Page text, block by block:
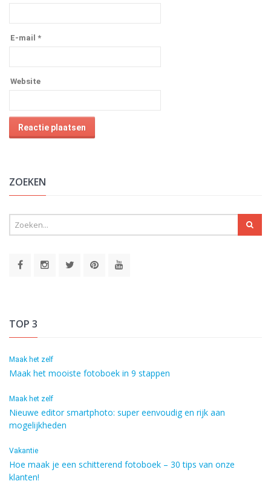
E-mail *
Website
ZOEKEN
TOP 3
Maak het zelf
Maak het mooiste fotoboek in 9 stappen
Maak het zelf
Nieuwe editor smartphoto: super eenvoudig en rijk aan
mogelijkheden
Vakantie
Hoe maak je een schitterend fotoboek – 30 tips van onze
klanten!